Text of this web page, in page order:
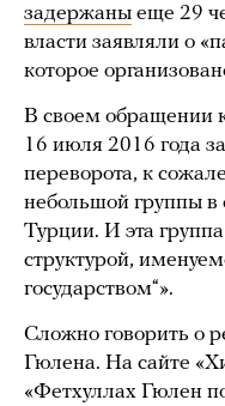
задержаны еще 29
власти заявляли о
которое
В своем обращении
16 июля 2016 года
переворота, к
небольшой группы в
Турции. И эта
структурой,
государством“».
Сложно говорить о
Гюлена. На сайте
«Фетхуллах Гюлен